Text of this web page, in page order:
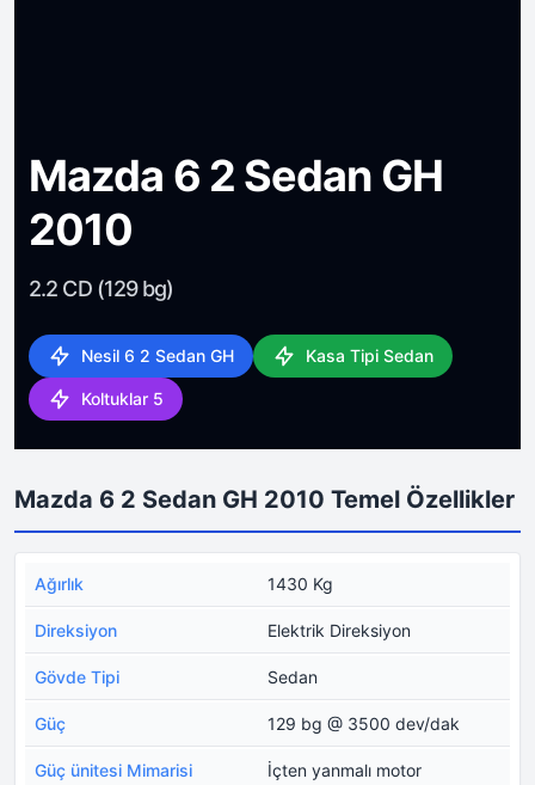
Mazda 6 2 Sedan GH
2010
2.2 CD (129 bg)
Nesil 6 2 Sedan GH Kasa Tipi Sedan
Koltuklar 5
Mazda 6 2 Sedan GH 2010 Temel Özellikler
Ağırlık 1430 Kg
Direksiyon Elektrik Direksiyon
Gövde Tipi Sedan
Güç 129 bg @ 3500 dev/dak
Güç ünitesi Mimarisi İçten yanmalı motor